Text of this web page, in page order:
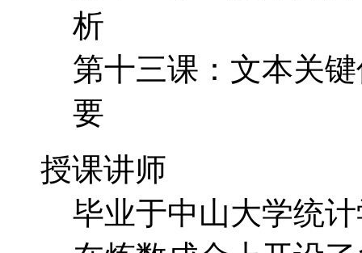
析
第十三课：文本关
要
授课讲师
毕业于中山大学统